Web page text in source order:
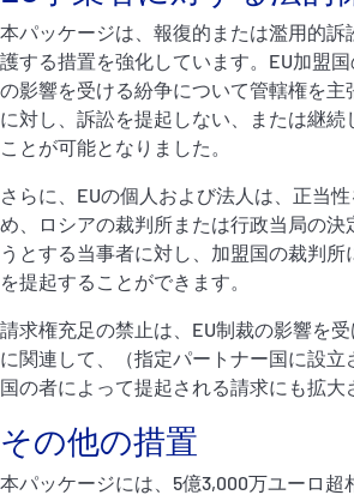
本パッケージは、報復的または濫用的訴
護する措置を強化しています。EU加盟
の影響を受ける紛争について管轄権を主
に対し、訴訟を提起しない、または継続
ことが可能となりました。
さらに、EUの個人および法人は、正当
め、ロシアの裁判所または行政当局の決
うとする当事者に対し、加盟国の裁判
を提起することができます。
請求権充足の禁止は、EU制裁の影響を
に関連して、（指定パートナー国に設立
国の者によって提起される請求にも拡大
その他の措置
本パッケージには、5億3,000万ユーロ超